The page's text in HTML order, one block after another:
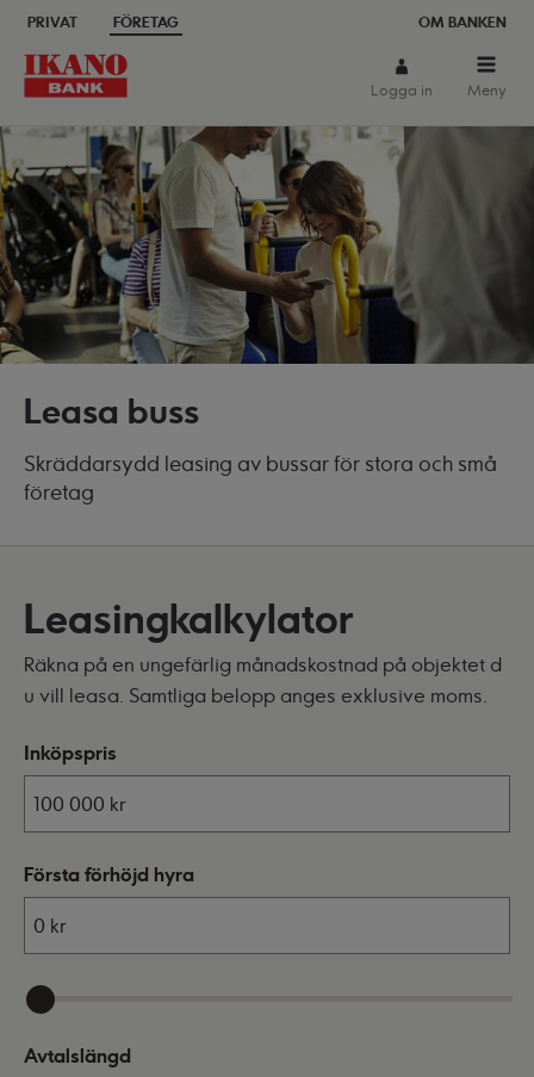
PRIVAT FÖRETAG OM BANKEN
Meny
Logga in
Sök
Leasa buss
Skräddarsydd leasing av bussar för stora och små
företag
Leasingkalkylator
Räkna på en ungefärlig månadskostnad på objektet d
u vill leasa. Samtliga belopp anges exklusive moms.
Inköpspris
Första förhöjd hyra
Avtalslängd